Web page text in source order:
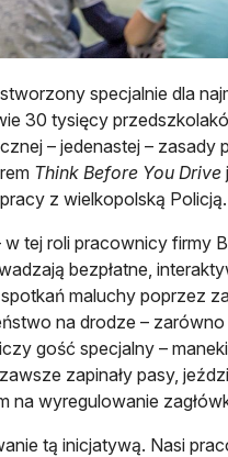
specjalnie dla
30 tysięcy
– jedenastej – zasady
Think Before You Drive
z wielkopolską Policją.
w tej roli pracownicy firmy
bezpłatne,
maluchy poprzez
na drodze –
gość specjalny –
zapinały pasy,
wyregulowanie
tą inicjatywą. Nasi